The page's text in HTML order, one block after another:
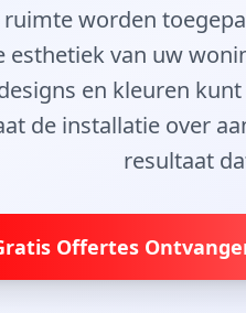
worden
esthetiek van uw
en kleuren
de installatie over
resultaat
Offertes